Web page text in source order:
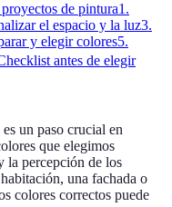
de pintura1.
el espacio y la luz3.
y elegir colores5.
antes de elegir
es un paso crucial en
que elegimos
la percepción de los
una fachada o
colores correctos puede